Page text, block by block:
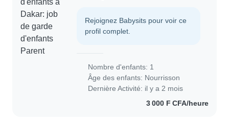
Rejoignez Babysits pour voir ce
profil complet.
Nombre d'enfants: 1
Âge des enfants: Nourrisson
Dernière Activité: il y a 2 mois
3 000 F CFA/heure